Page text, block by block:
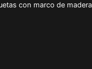
con marco de madera